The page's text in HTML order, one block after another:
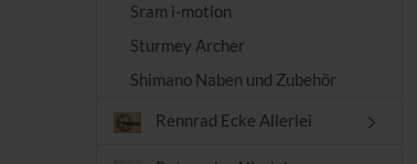
Sram i-motion
Sturmey Archer
Shimano Naben und Zubehör
Rennrad Ecke Allerlei